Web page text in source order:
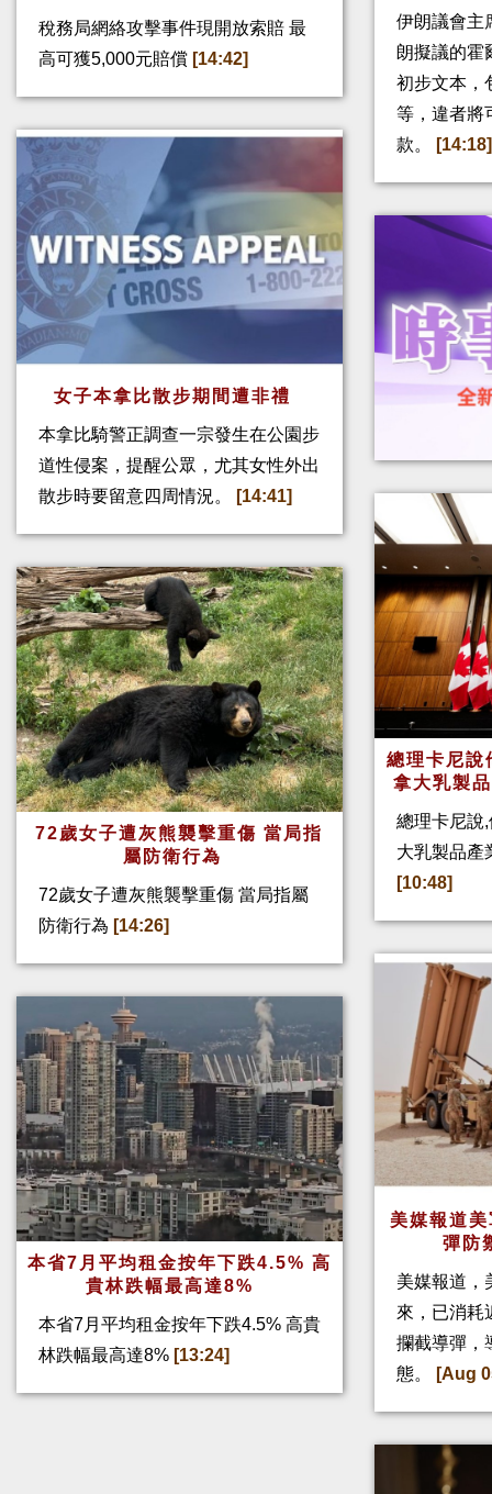
稅務局網絡攻擊事件現開放索賠 最
高可獲5,000元賠償 [14:42]
女子本拿比散步期間遭非禮
本拿比騎警正調查一宗發生在公園步
道性侵案，提醒公眾，尤其女性外出
散步時要留意四周情況。
[14:41]
72歲女子遭灰熊襲擊重傷 當局指
屬防衛行為
72歲女子遭灰熊襲擊重傷 當局指屬
防衛行為 [14:26]
本省7月平均租金按年下跌4.5% 高
貴林跌幅最高達8%
本省7月平均租金按年下跌4.5% 高貴
林跌幅最高達8% [13:24]
伊朗議會主
朗擬議的霍
初步文本，
等，違者將
款。
[14:18]
總理卡尼
拿大乳製
總理卡尼說
大乳製品產
[10:48]
美媒報道
彈防
美媒報道，
來，已消耗
攔截導彈，
態。
[Aug